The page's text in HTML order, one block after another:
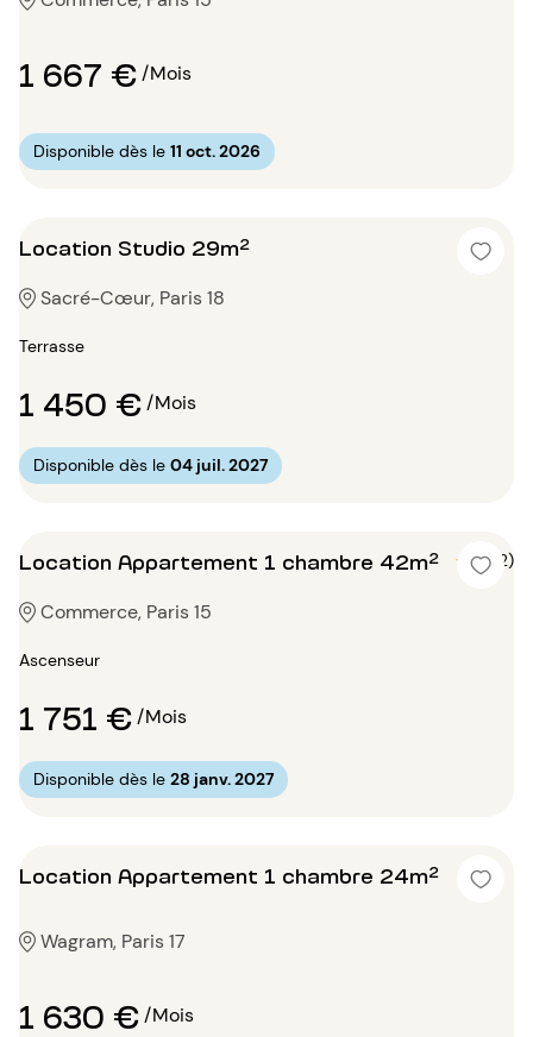
1 667 €/Mois
Disponible dès le 11 oct. 2026
Location Studio 29m²
Sacré-Cœur, Paris 18
Terrasse
1 450 €/Mois
Disponible dès le 04 juil. 2027
Location Appartement 1 chambre 42m² 5 (2)
Commerce, Paris 15
Ascenseur
1 751 €/Mois
Disponible dès le 28 janv. 2027
Location Appartement 1 chambre 24m²
Wagram, Paris 17
1 630 €/Mois